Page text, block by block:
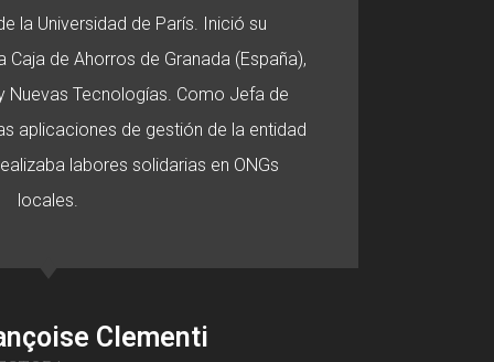
la Universidad de París. Inició su
de Ahorros de Granada (España),
Nuevas Tecnologías. Como Jefa de
aplicaciones de gestión de la entidad
labores solidarias en ONGs
locales.
Clementi